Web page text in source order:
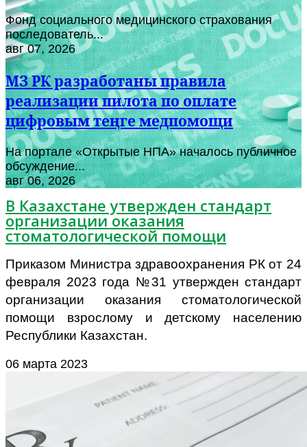
Фонд социального медицинского страхования
последователь...
авг 07, 2026
МЗ РК разработаны правила
реализации пилота по оплате
цифровым теңге медпомощи
На портале «Открытые НПА» началось публичное
обсуждение...
авг 06, 2026
В Казахстане утвержден стандарт
организации оказания
стоматологической помощи
Приказом Министра здравоохранения РК от 24
февраля 2023 года №31 утвержден стандарт
организации оказания стоматологической
помощи взрослому и детскому населению
Республики Казахстан.
06 марта 2023